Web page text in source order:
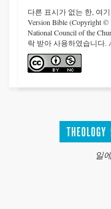
다른 표시가 없는 한, 여
Version Bible (Copyright ©
National Council of the
락 받아 사용하였습니다.
일